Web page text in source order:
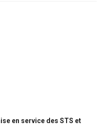
en service des STS et